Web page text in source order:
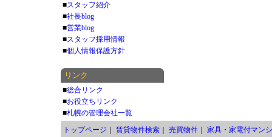
■スタッフ紹介
■社長blog
■営業blog
■スタッフ採用情報
■個人情報保護方針
リンク
■総合リンク
■お役立ちリンク
■札幌の管理会社一覧
トップページ
賃貸物件検索｜ 売買物件｜ 家具・家電付マン